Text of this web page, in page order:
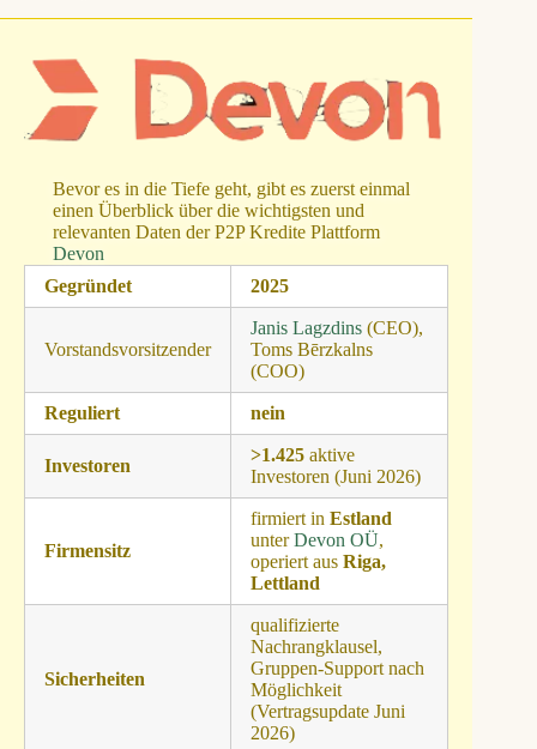
Bevor es in die Tiefe geht, gibt es zuerst einmal
einen Überblick über die wichtigsten und
relevanten Daten der P2P Kredite Plattform
Devon
Gegründet
2025
Vorstandsvorsitzender
Janis Lagzdins(CEO),
Toms Bērzkalns
(COO)
Reguliert nein
Investoren
>1.425aktive
Investoren (Juni 2026)
Firmensitz
firmiert in Estland
unterDevon OÜ,
operiert aus Riga,
Lettland
Sicherheiten
qualifizierte
Nachrangklausel,
Gruppen-Support nach
Möglichkeit
(Vertragsupdate Juni
2026)